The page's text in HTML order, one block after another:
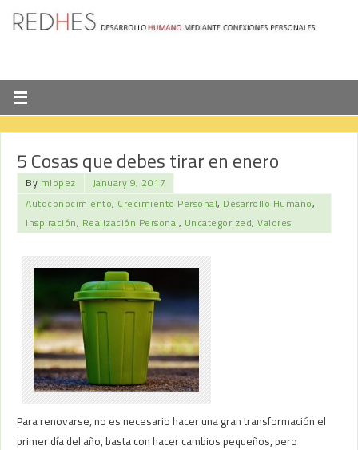
5 Cosas que debes tirar en enero
By mlopez
January 9, 2017
Autoconocimiento, Crecimiento Personal, Desarrollo Humano,
Inspiración, Realización Personal, Uncategorized,Valores
Para renovarse, no es necesario hacer una gran transformación el
primer día del año, basta con hacer cambios pequeños, pero